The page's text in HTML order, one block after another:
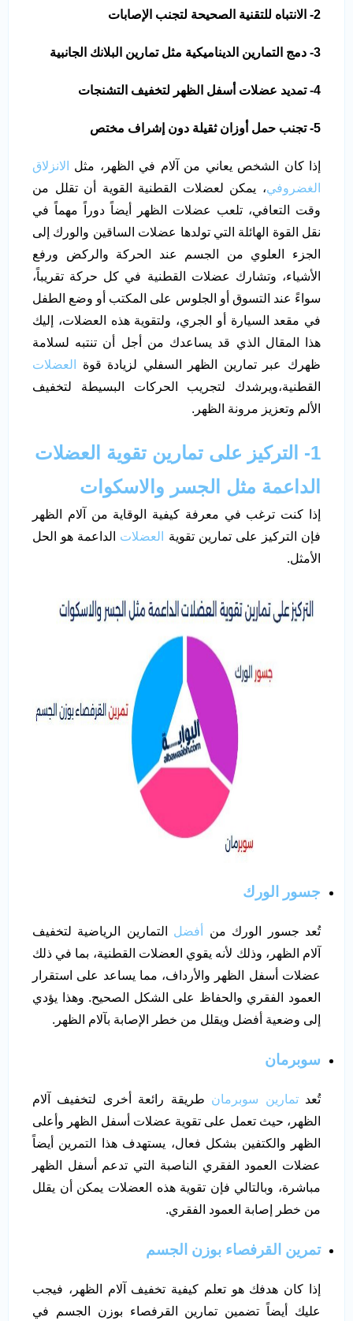
2- الانتباه للتقنية الصحيحة لتجنب الإصابات
3- دمج التمارين الديناميكية مثل تمارين البلانك الجانبية
4- تمديد عضلات أسفل الظهر لتخفيف التشنجات
5- تجنب حمل أوزان ثقيلة دون إشراف مختص
إذا كان الشخص يعاني من آلام في الظهر، مثل
الانزلاق
الغضروفي، يمكن لعضلات القطنية القوية أن تقلل من
وقت التعافي، تلعب عضلات الظهر أيضاً دوراً مهماً في
نقل القوة الهائلة التي تولدها عضلات الساقين والورك إلى
الجزء العلوي من الجسم عند الحركة والركض ورفع
الأشياء، وتشارك عضلات القطنية في كل حركة تقريباً،
سواءً عند التسوق أو الجلوس على المكتب أو وضع الطفل
في مقعد السيارة أو الجري، ولتقوية هذه العضلات، إليك
هذا المقال الذي قد يساعدك من أجل أن تنتبه لسلامة
ظهرك عبر تمارين الظهر السفلي لزيادة قوة
العضلات
القطنية،ويرشدك لتجريب الحركات البسيطة لتخفيف
الألم وتعزيز مرونة الظهر.
1- التركيز على تمارين تقوية العضلات
الداعمة مثل الجسر والاسكوات
إذا كنت ترغب في معرفة كيفية الوقاية من آلام الظهر
فإن التركيز على تمارين تقوية
العضلات الداعمة هو الحل
الأمثل.
جسور الورك
تُعد جسور الورك من أفضل التمارين الرياضية لتخفيف
آلام الظهر، وذلك لأنه يقوي العضلات القطنية، بما في ذلك
عضلات أسفل الظهر والأرداف، مما يساعد على استقرار
العمود الفقري والحفاظ على الشكل الصحيح. وهذا يؤدي
إلى وضعية أفضل ويقلل من خطر الإصابة بآلام الظهر.
سوبرمان
تُعدتمارين سوبرمان طريقة رائعة أخرى لتخفيف آلام
الظهر، حيث تعمل على تقوية عضلات أسفل الظهر وأعلى
الظهر والكتفين بشكل فعال، يستهدف هذا التمرين أيضاً
عضلات العمود الفقري الناصبة التي تدعم أسفل الظهر
مباشرة، وبالتالي فإن تقوية هذه العضلات يمكن أن يقلل
من خطر إصابة العمود الفقري.
تمرين القرفصاء بوزن الجسم
إذا كان هدفك هو تعلم كيفية تخفيف آلام الظهر، فيجب
عليك أيضاً تضمين تمارين القرفصاء بوزن الجسم في